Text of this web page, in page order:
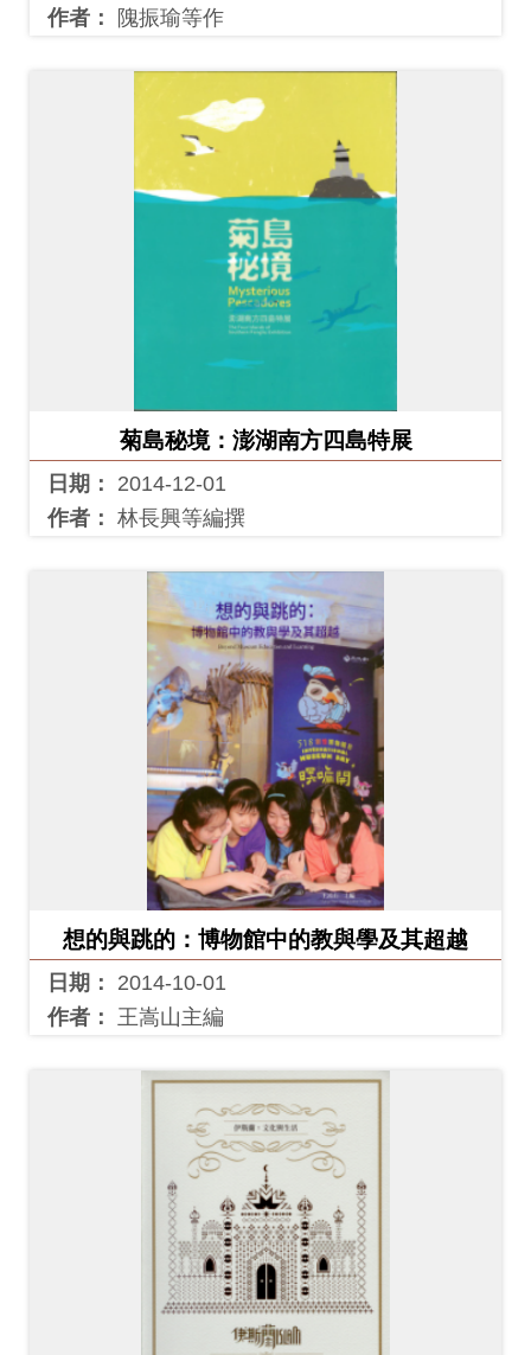
作者： 隗振瑜等作
菊島秘境：澎湖南方四島特展
日期：
2014-12-01
作者： 林長興等編撰
想的與跳的：博物館中的教與學及其超越
日期：
2014-10-01
作者： 王嵩山主編